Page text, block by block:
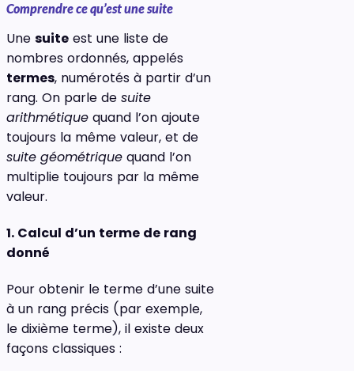
Comprendre ce qu’est une suite
Une suite est une liste de
nombres ordonnés, appelés
termes, numérotés à partir d’un
rang. On parle de suite
arithmétique quand l’on ajoute
toujours la même valeur, et de
suite géométrique quand l’on
multiplie toujours par la même
valeur.
1. Calcul d’un terme de rang
donné
Pour obtenir le terme d’une suite
à un rang précis (par exemple,
le dixième terme), il existe deux
façons classiques :